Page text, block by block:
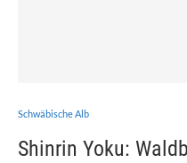
Schwäbische Alb
Shinrin Yoku: